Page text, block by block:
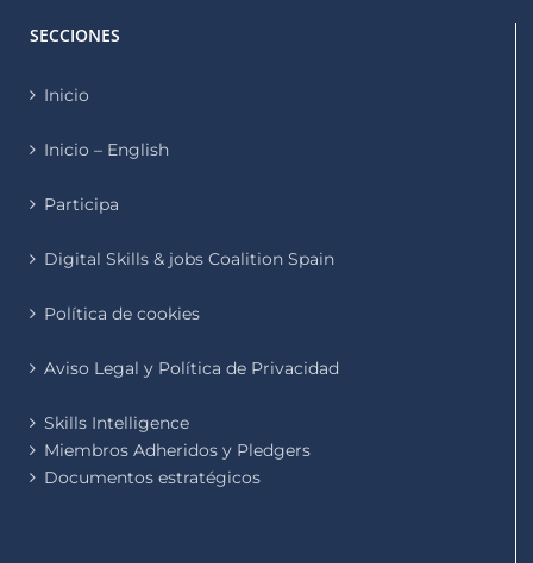
SECCIONES
Inicio
Inicio – English
Participa
Digital Skills & jobs Coalition Spain
Política de cookies
Aviso Legal y Política de Privacidad
Skills Intelligence
Miembros Adheridos y Pledgers
Documentos estratégicos